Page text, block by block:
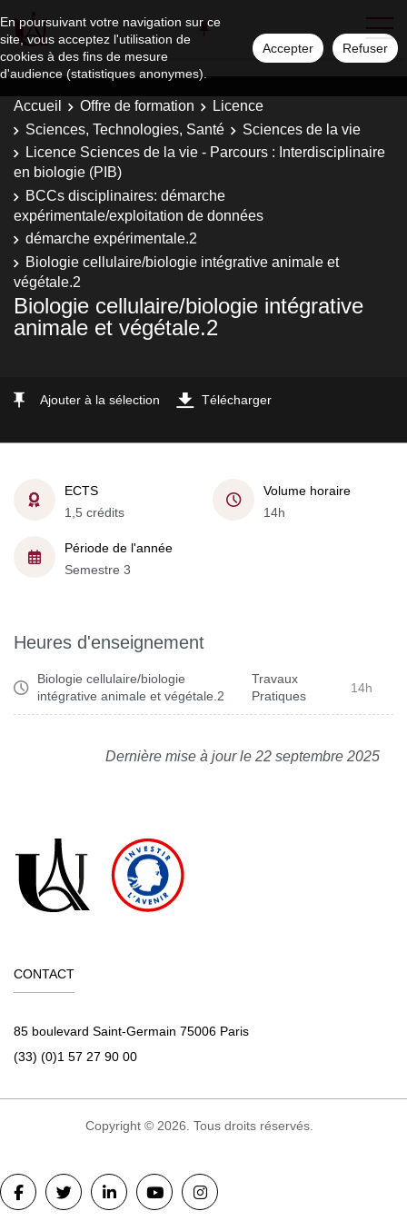
En poursuivant votre navigation sur ce
site, vous acceptez l'utilisation de
cookies à des fins de mesure
d'audience (statistiques anonymes).
Accepter Refuser
Accueil Offre de formation
Licence
Sciences, Technologies, Santé
Sciences de la vie
Licence Sciences de la vie - Parcours : Interdisciplinaire
en biologie (PIB)
BCCs disciplinaires: démarche
expérimentale/exploitation de données
démarche expérimentale.2
Biologie cellulaire/biologie intégrative animale et
végétale.2
Biologie cellulaire/biologie intégrative
animale et végétale.2
Ajouter à la sélection Télécharger
ECTS
1,5 crédits
Volume horaire
14h
Période de l'année
Semestre 3
Heures d'enseignement
Biologie cellulaire/biologie
intégrative animale et végétale.2
Travaux
Pratiques
14h
Dernière mise à jour le 22 septembre 2025
CONTACT
85 boulevard Saint-Germain 75006 Paris
(33) (0)1 57 27 90 00
Copyright © 2026. Tous droits réservés.